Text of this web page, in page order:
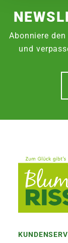
Abonniere
und